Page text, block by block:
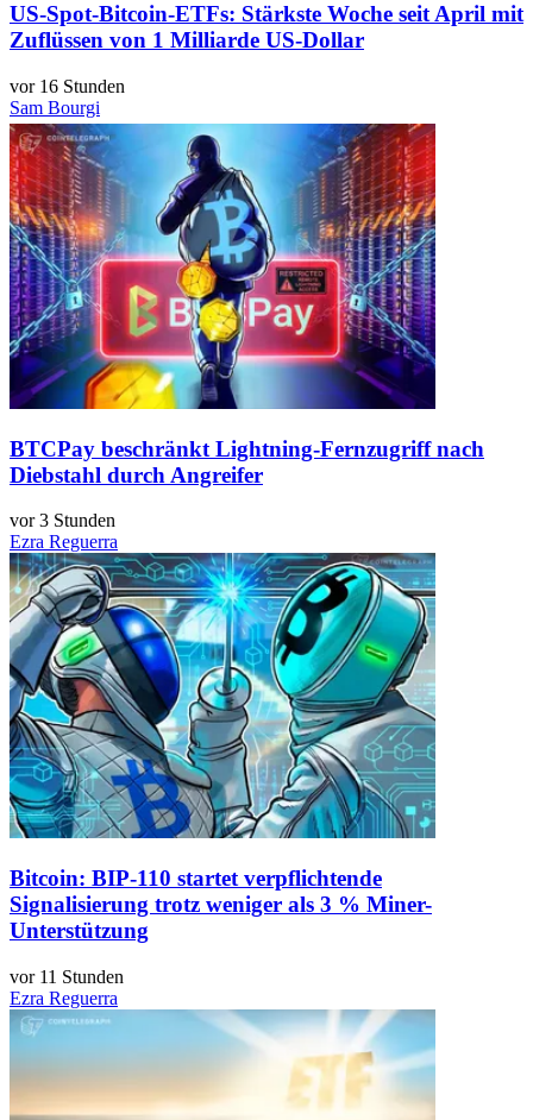
US-Spot-Bitcoin-ETFs: Stärkste Woche seit April mit
Zuflüssen von 1 Milliarde US-Dollar
vor 16 Stunden
Sam Bourgi
BTCPay beschränkt Lightning-Fernzugriff nach
Diebstahl durch Angreifer
vor 3 Stunden
Ezra Reguerra
Bitcoin: BIP-110 startet verpflichtende
Signalisierung trotz weniger als 3 % Miner-
Unterstützung
vor 11 Stunden
Ezra Reguerra